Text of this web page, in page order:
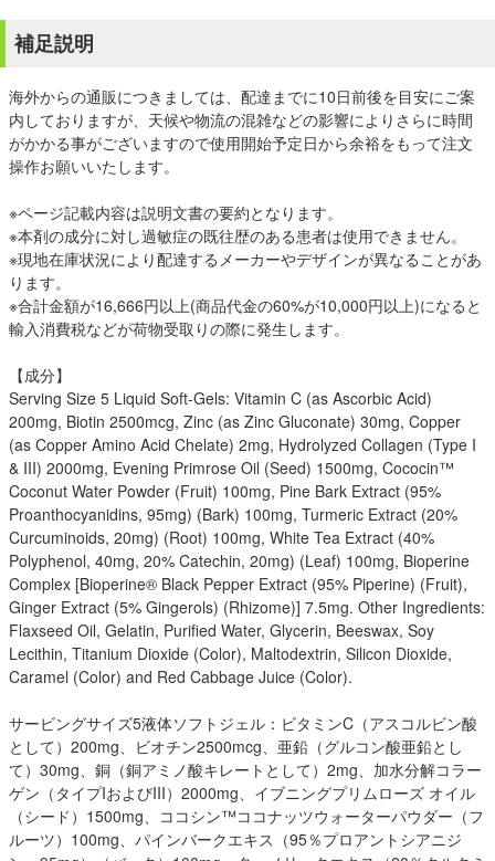
補足説明
海外からの通販につきましては、配達までに10日前後を目安にご案
内しておりますが、天候や物流の混雑などの影響によりさらに時間
がかかる事がございますので使用開始予定日から余裕をもって注文
操作お願いいたします。
※ページ記載内容は説明文書の要約となります。
※本剤の成分に対し過敏症の既往歴のある患者は使用できません。
※現地在庫状況により配達するメーカーやデザインが異なることがあ
ります。
※合計金額が16,666円以上(商品代金の60%が10,000円以上)になると
輸入消費税などが荷物受取りの際に発生します。
【成分】
Serving Size 5 Liquid Soft-Gels: Vitamin C (as Ascorbic Acid)
200mg, Biotin 2500mcg, Zinc (as Zinc Gluconate) 30mg, Copper
(as Copper Amino Acid Chelate) 2mg, Hydrolyzed Collagen (Type I
& III) 2000mg, Evening Primrose Oil (Seed) 1500mg, Cococin™
Coconut Water Powder (Fruit) 100mg, Pine Bark Extract (95%
Proanthocyanidins, 95mg) (Bark) 100mg, Turmeric Extract (20%
Curcuminoids, 20mg) (Root) 100mg, White Tea Extract (40%
Polyphenol, 40mg, 20% Catechin, 20mg) (Leaf) 100mg, Bioperine
Complex [Bioperine® Black Pepper Extract (95% Piperine) (Fruit),
Ginger Extract (5% Gingerols) (Rhizome)] 7.5mg. Other Ingredients:
Flaxseed Oil, Gelatin, Purified Water, Glycerin, Beeswax, Soy
Lecithin, Titanium Dioxide (Color), Maltodextrin, Silicon Dioxide,
Caramel (Color) and Red Cabbage Juice (Color).
サービングサイズ5液体ソフトジェル：ビタミンC（アスコルビン酸
として）200mg、ビオチン2500mcg、亜鉛（グルコン酸亜鉛とし
て）30mg、銅（銅アミノ酸キレートとして）2mg、加水分解コラー
ゲン（タイプIおよびIII）2000mg、イブニングプリムローズ オイル
（シード）1500mg、ココシン™ココナッツウォーターパウダー（フ
ルーツ）100mg、パインバークエキス（95％プロアントシアニジ